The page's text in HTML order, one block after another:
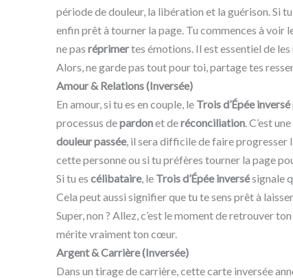
période de douleur, la libération et la guérison. Si
enfin prêt à tourner la page. Tu commences à voir
ne pas réprimertes émotions. Il est essentiel de
Alors, ne garde pas tout pour toi, partage tes
Amour & Relations (Inversée)
En amour, si tu es en couple, le Trois d’Épée inversé
processus depardonet deréconciliation. C’est
douleur passée, il sera difficile de faire progresser
cette personne ou si tu préfères tourner la page
Si tu es célibataire, le Trois d’Épée inversésignale
Cela peut aussi signifier que tu te sens prêt à
Super, non ? Allez, c’est le moment de retrouver
mérite vraiment ton cœur.
Argent & Carrière (Inversée)
Dans un tirage de carrière, cette carte inversée